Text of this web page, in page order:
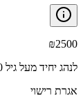
₪2500
לנהג יחיד מעל גיל 30
אגרת רישוי